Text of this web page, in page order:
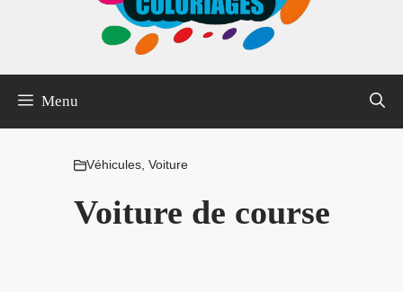
Menu
Véhicules, Voiture
Voiture de course